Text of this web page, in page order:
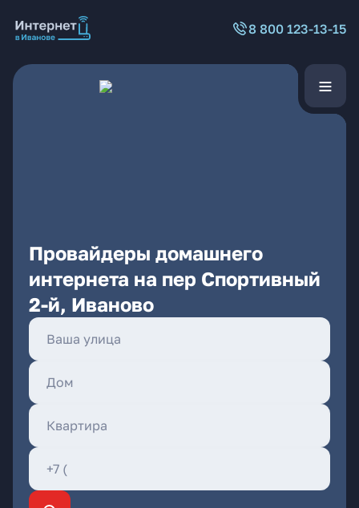
8 800 123-13-15
Провайдеры домашнего
интернета на пер Спортивный
2-й, Иваново